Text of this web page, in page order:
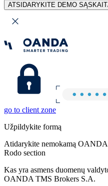
ATSIDARYKITE DEMO
go to client zone
Užpildykite formą
Atidarykite nemokamą OANDA
Rodo section
Kas yra asmens duomenų
OANDA TMS Brokers S.A.